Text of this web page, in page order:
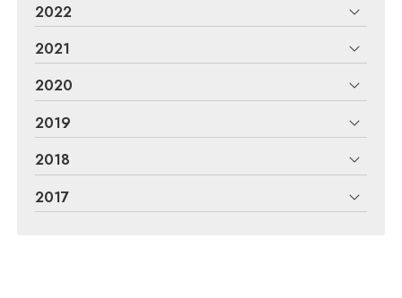
2022
2021
2020
2019
2018
2017